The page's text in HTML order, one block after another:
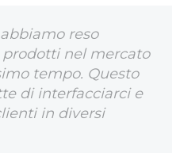
reso
nel mercato
tempo. Questo
di interfacciarci e
in diversi